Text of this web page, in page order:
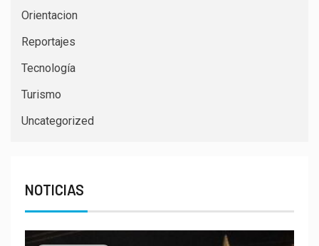
Orientacion
Reportajes
Tecnología
Turismo
Uncategorized
NOTICIAS